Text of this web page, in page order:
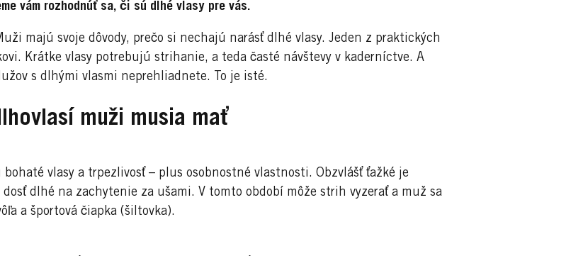
vám rozhodnúť sa, či sú dlhé vlasy pre vás.
majú svoje dôvody, prečo si nechajú narásť dlhé vlasy. Jeden z praktických
Krátke vlasy potrebujú strihanie, a teda časté návštevy v kaderníctve. A
s dlhými vlasmi neprehliadnete. To je isté.
muži musia mať
vlasy a trpezlivosť – plus osobnostné vlastnosti. Obzvlášť ťažké je
dlhé na zachytenie za ušami. V tomto období môže strih vyzerať a muž sa
a športová čiapka (šiltovka).